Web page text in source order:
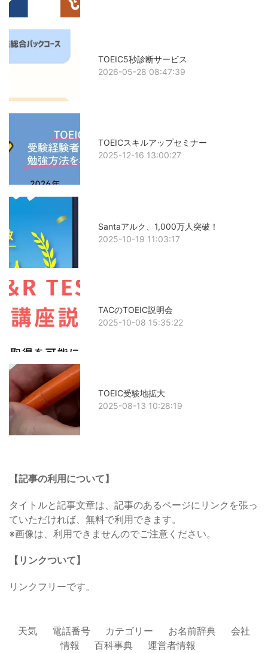
TOEIC5秒診断サービス
2026-05-28 08:47:39
TOEICスキルアップセミナー
2025-12-16 13:00:27
Santaアルク、1,000万人突破！
2025-10-19 11:03:17
TACのTOEIC説明会
2025-10-08 15:35:22
TOEIC受験地拡大
2025-08-13 10:28:19
【記事の利用について】
タイトルと記事文章は、記事のあるページにリンクを張っ
ていただければ、無料で利用できます。
※画像は、利用できませんのでご注意ください。
【リンクついて】
リンクフリーです。
天気 電話番号 カテゴリー お名前辞典
会社
情報
百科事典 運営者情報